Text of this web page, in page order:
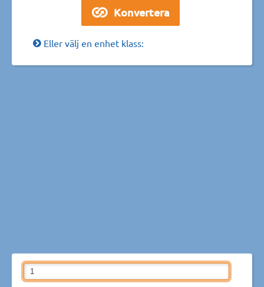
Eller välj en enhet klass: